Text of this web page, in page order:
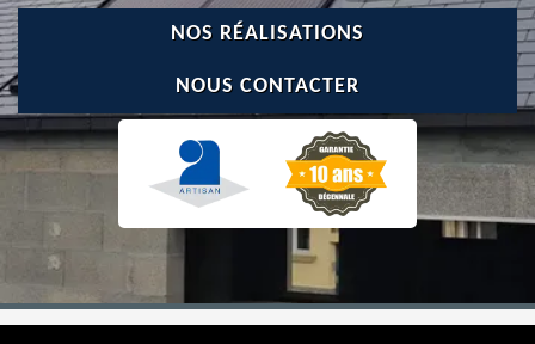
NOS RÉALISATIONS
NOUS CONTACTER